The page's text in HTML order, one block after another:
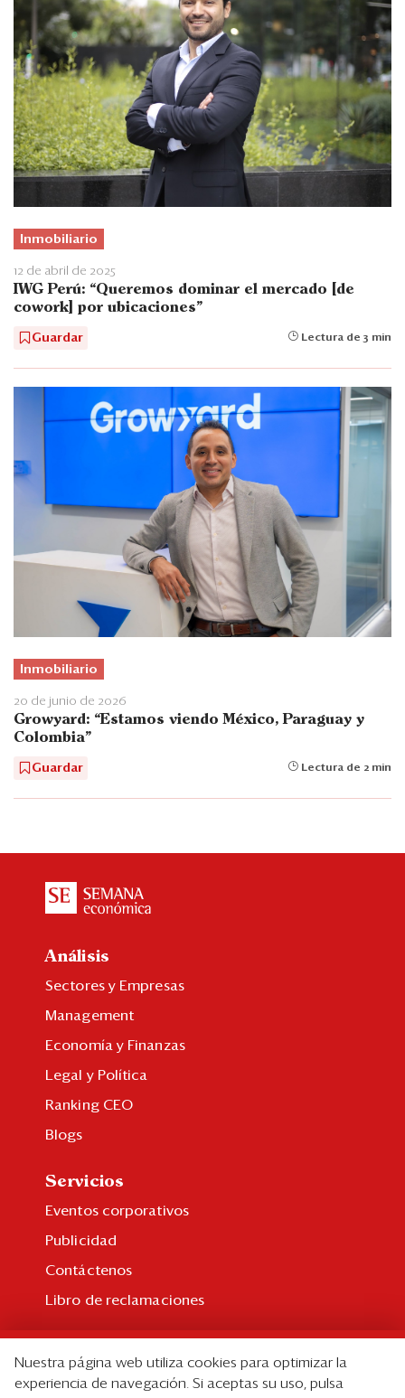
Inmobiliario
12 de abril de 2025
IWG Perú: “Queremos dominar el mercado [de
cowork] por ubicaciones”
Guardar Lectura de 3 min
Inmobiliario
20 de junio de 2026
Growyard: “Estamos viendo México, Paraguay y
Colombia”
Guardar Lectura de 2 min
Análisis
Sectores y Empresas
Management
Economía y Finanzas
Legal y Política
Ranking CEO
Blogs
Servicios
Eventos corporativos
Publicidad
Contáctenos
Libro de reclamaciones
Suscripción individual
Nuestra página web utiliza cookies para optimizar la
experiencia de navegación. Si aceptas su uso, pulsa